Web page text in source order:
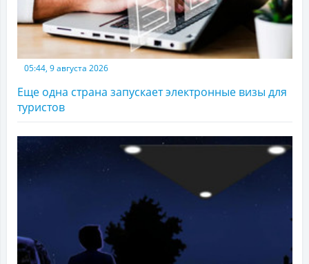
05:44, 9 августа 2026
Еще одна страна запускает электронные визы для
туристов